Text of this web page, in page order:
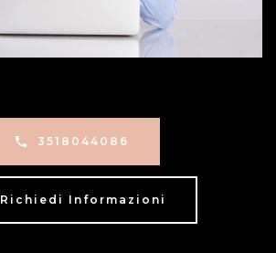
3518044086
Richiedi Informazioni